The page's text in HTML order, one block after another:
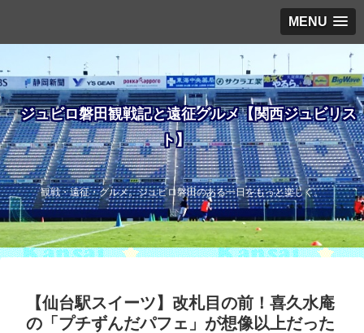
MENU
ジュビロ磐田観戦記と遠征グルメ【関西ジュビリス
ト】
観戦・遠征・グルメ。ジュビロ磐田のある一日をもっと楽しく。
【仙台駅スイーツ】改札目の前！喜久水庵
の「プチずんだパフェ」が想像以上だった